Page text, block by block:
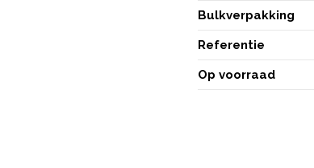
Bulkverpakking
Referentie
Op voorraad